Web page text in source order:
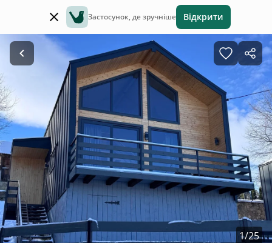
Застосунок, де зручніше Відкрити
1/25